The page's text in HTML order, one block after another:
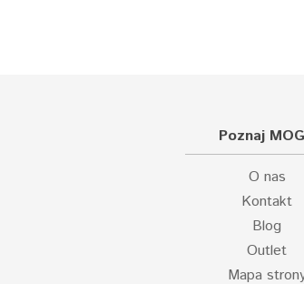
Poznaj
O nas
Kontakt
Blog
Outlet
Mapa